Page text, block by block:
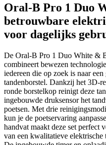
Oral-B Pro 1 Duo
betrouwbare
voor dagelijks
De Oral-B Pro 1 Duo White &
combineert bewezen
iedereen die op zoek is naar
tandenborstel. Dankzij het 3D-
ronde borstelkop reinigt deze
ingebouwde druksensor het
poetsen. Met drie
kun je de poetservaring
handvat maakt deze set perfect
van een kwalitatieve elektrische